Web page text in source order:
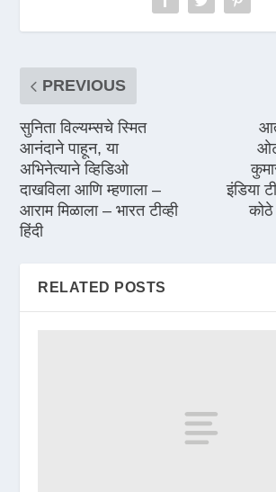
PREVIOUS
सुनिता विल्यम्सचे स्मित
आनंदाने पाहून, या
अभिनेत्याने व्हिडिओ
दाखविला आणि म्हणाला –
आराम मिळाला – भारत टीव्ही
हिंदी
इंडिया
कोठे
RELATED POSTS